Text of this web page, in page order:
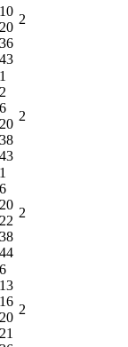
10
20
36
43
2
1
2
6
20
38
43
2
1
6
20
22
38
44
2
6
13
16
20
21
2